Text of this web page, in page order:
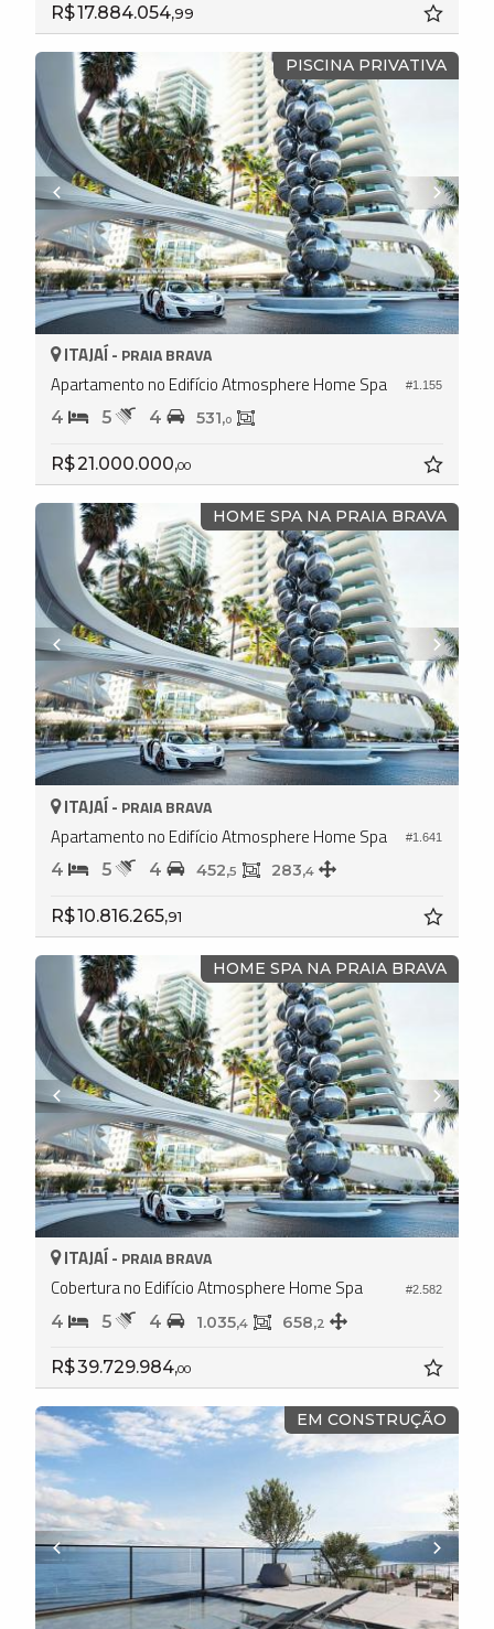
R$ 17.884.054,99
PISCINA PRIVATIVA
#1.155
ITAJAÍ - PRAIA BRAVA
Apartamento no Edifício Atmosphere Home Spa
4 5 4 531,0
R$ 21.000.000,00
HOME SPA NA PRAIA BRAVA
#1.641
ITAJAÍ - PRAIA BRAVA
Apartamento no Edifício Atmosphere Home Spa
4 5 4 452,5 283,4
R$ 10.816.265,91
HOME SPA NA PRAIA BRAVA
#2.582
ITAJAÍ - PRAIA BRAVA
Cobertura no Edifício Atmosphere Home Spa
4 5 4 1.035,4 658,2
R$ 39.729.984,00
EM CONSTRUÇÃO